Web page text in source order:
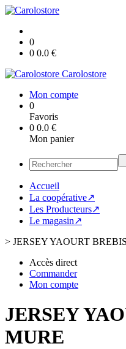
0
0 0.0 €
Carolostore
Mon compte
0
Favoris
0 0.0 €
Mon panier
Accueil
La coopérative↗
Les Producteurs↗
Le magasin↗
> JERSEY YAOURT
Accès direct
Commander
Mon compte
JERSEY
MURE